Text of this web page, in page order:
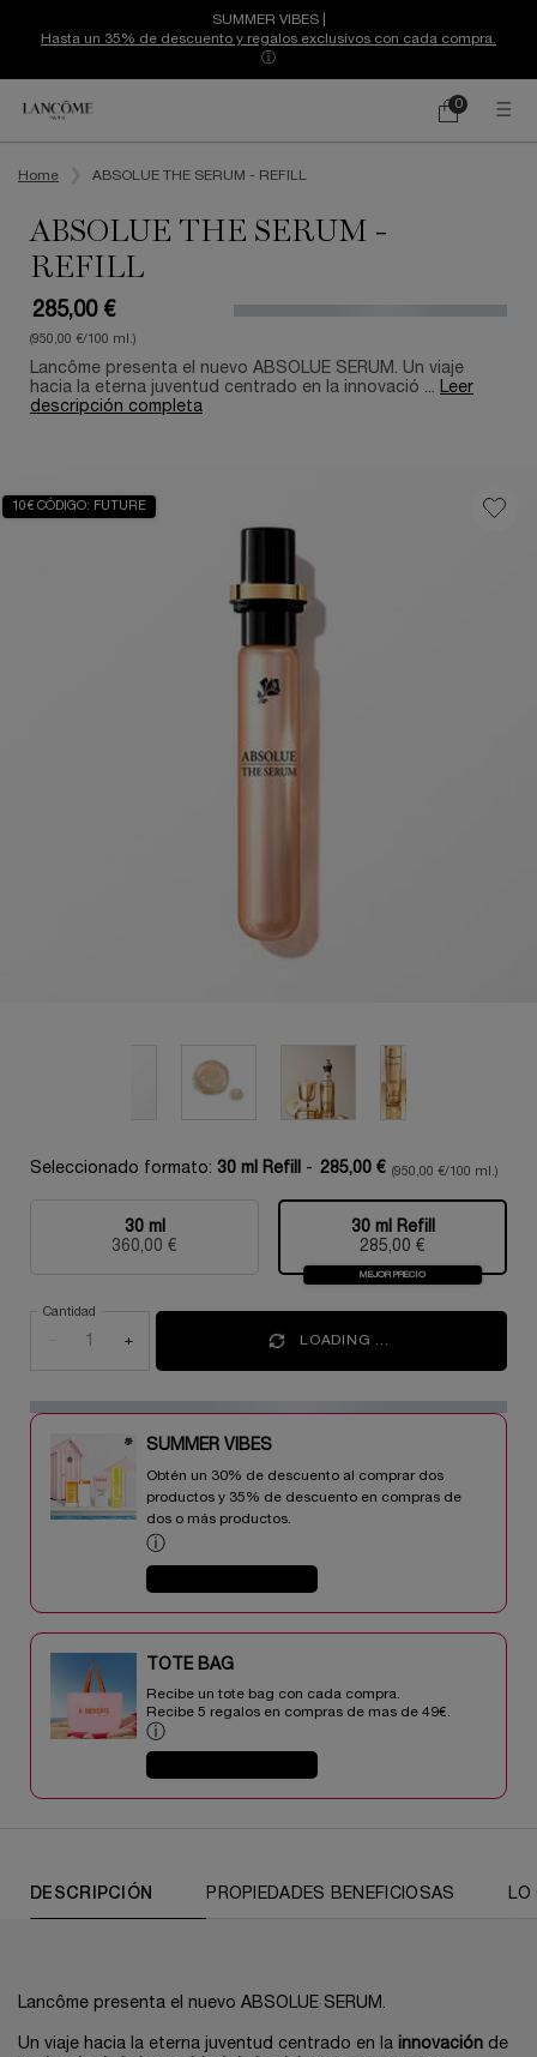
SUMMER VIBES |
Hasta un 35% de descuento y regalos exclusivos con cada compra.
ⓘ
Mi
0
0 producto
Home
ABSOLUE THE SERUM - REFILL
ABSOLUE THE SERUM -
REFILL
285,00 €
(950,00 €/100 ml.)
Lancôme presenta el nuevo ABSOLUE SERUM. Un viaje
hacia la eterna juventud centrado en la innovació ... Leer
descripción completa
10€ CÓDIGO: FUTURE
Seleccionado formato: 30 ml Refill - 285,00 € (950,00 €/100 ml.)
Selecionado
30 ml
360,00 €
, 1 of 2 Selecionado
30 ml Refill
285,00 €
MEJOR PRECIO
, 2 of 2
Cantidad
+ LOADING ...
SUMMER VIBES​
Obtén un 30% de descuento al comprar dos
productos y 35% de descuento en compras de
dos o más productos.​
ⓘ
TOTE BAG​​
Recibe un tote bag con cada compra.
Recibe 5 regalos en compras de mas de 49€.​
ⓘ
DESCRIPCIÓN PROPIEDADES BENEFICIOSAS LO
Lancôme presenta el nuevo ABSOLUE SERUM.
Un viaje hacia la eterna juventud centrado en la innovación de